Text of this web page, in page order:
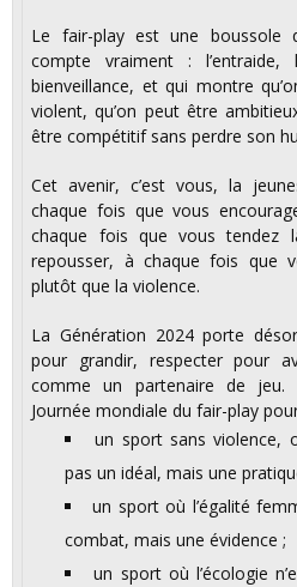
Le fair-play est une boussole qui aide à choisir ce qui
compte vraiment : l’entraide,
bienveillance, et qui montre
violent, qu’on peut être
être compétitif sans perdre son
Cet avenir, c’est vous, la jeunesse, qui le construisez à
chaque fois que vous
chaque fois que vous
repousser, à chaque fois que
plutôt que la violence.
La Génération 2024 porte désormais cet héritage : jouer
pour grandir, respecter pour
comme un partenaire de jeu.
Journée mondiale du fair-play
un sport sans violence,
pas un idéal, mais une
un sport où l’égalité
combat, mais une évidence ;
un sport où l’écologie